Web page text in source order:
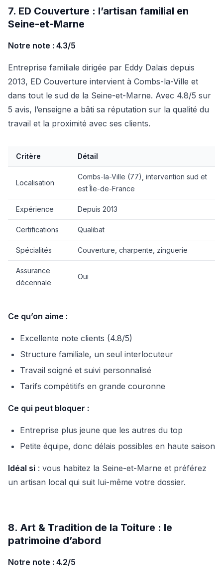
7. ED Couverture : l’artisan familial en
Seine-et-Marne
Notre note : 4.3/5
Entreprise familiale dirigée par Eddy Dalais depuis
2013, ED Couverture intervient à Combs-la-Ville et
dans tout le sud de la Seine-et-Marne. Avec 4.8/5 sur
5 avis, l’enseigne a bâti sa réputation sur la qualité du
travail et la proximité avec ses clients.
Critère Détail
Localisation
Combs-la-Ville (77), intervention sud et
est Île-de-France
Expérience Depuis 2013
Certifications Qualibat
Spécialités Couverture, charpente, zinguerie
Assurance
décennale
Oui
Ce qu’on aime :
Excellente note clients (4.8/5)
Structure familiale, un seul interlocuteur
Travail soigné et suivi personnalisé
Tarifs compétitifs en grande couronne
Ce qui peut bloquer :
Entreprise plus jeune que les autres du top
Petite équipe, donc délais possibles en haute saison
Idéal si : vous habitez la Seine-et-Marne et préférez
un artisan local qui suit lui-même votre dossier.
8. Art & Tradition de la Toiture : le
patrimoine d’abord
Notre note : 4.2/5